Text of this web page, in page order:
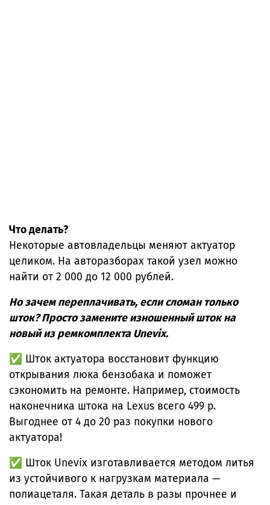
Что делать?
Некоторые автовладельцы меняют актуатор
целиком. На авторазборах такой узел можно
найти от 2 000 до 12 000 рублей.
Но зачем переплачивать, если сломан только
шток? Просто замените изношенный шток на
новый из ремкомплекта Unevix.
✅ Шток актуатора восстановит функцию
открывания люка бензобака и поможет
сэкономить на ремонте. Например, стоимость
наконечника штока на Lexus всего 499 р.
Выгоднее от 4 до 20 раз покупки нового
актуатора!
✅ Шток Unevix изготавливается методом литья
из устойчивого к нагрузкам материала —
полиацеталя. Такая деталь в разы прочнее и